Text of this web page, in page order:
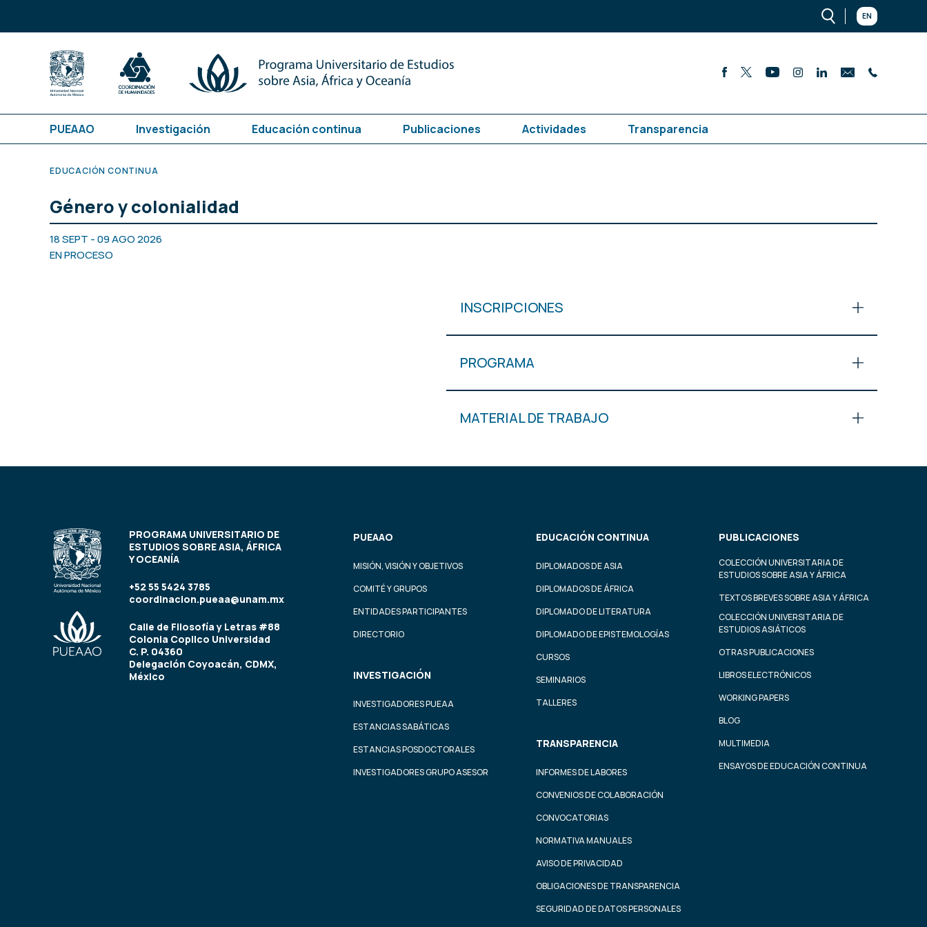
EN
PUEAAO Investigación Educación continua Publicaciones Actividades Transparencia
EDUCACIÓN CONTINUA
Género y colonialidad
18 SEPT - 09 AGO 2026
EN PROCESO
INSCRIPCIONES
PROGRAMA
MATERIAL DE TRABAJO
PROGRAMA UNIVERSITARIO DE
ESTUDIOS SOBRE ASIA, ÁFRICA
Y OCEANÍA
+52 55 5424 3785
coordinacion.pueaa@unam.mx
Calle de Filosofía y Letras #88
Colonia Copilco Universidad
C. P. 04360
Delegación Coyoacán, CDMX,
México
PUEAAO
MISIÓN, VISIÓN Y OBJETIVOS
COMITÉ Y GRUPOS
ENTIDADES PARTICIPANTES
DIRECTORIO
INVESTIGACIÓN
INVESTIGADORES PUEAA
ESTANCIAS SABÁTICAS
ESTANCIAS POSDOCTORALES
INVESTIGADORES GRUPO ASESOR
EDUCACIÓN CONTINUA
DIPLOMADOS DE ASIA
DIPLOMADOS DE ÁFRICA
DIPLOMADO DE LITERATURA
DIPLOMADO DE EPISTEMOLOGÍAS
CURSOS
SEMINARIOS
TALLERES
TRANSPARENCIA
INFORMES DE LABORES
CONVENIOS DE COLABORACIÓN
CONVOCATORIAS
NORMATIVA MANUALES
AVISO DE PRIVACIDAD
OBLIGACIONES DE TRANSPARENCIA
SEGURIDAD DE DATOS PERSONALES
PUBLICACIONES
COLECCIÓN UNIVERSITARIA DE
ESTUDIOS SOBRE ASIA Y ÁFRICA
TEXTOS BREVES SOBRE ASIA Y ÁFRICA
COLECCIÓN UNIVERSITARIA DE
ESTUDIOS ASIÁTICOS
OTRAS PUBLICACIONES
LIBROS ELECTRÓNICOS
WORKING PAPERS
BLOG
MULTIMEDIA
ENSAYOS DE EDUCACIÓN CONTINUA